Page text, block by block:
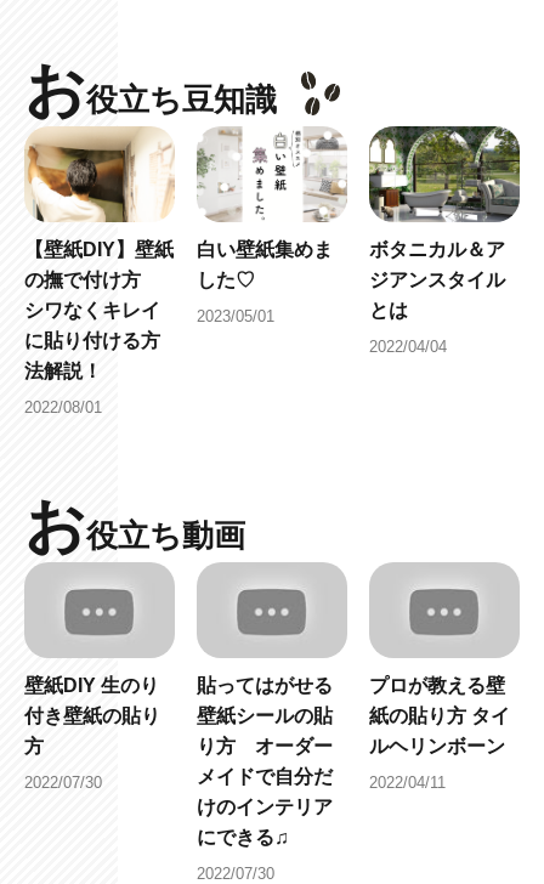
お役立ち豆知識
【壁紙DIY】壁紙
の撫で付け方
シワなくキレイ
に貼り付ける方
法解説！
2022/08/01
白い壁紙集めま
した♡
2023/05/01
ボタニカル＆ア
ジアンスタイル
とは
2022/04/04
お役立ち動画
壁紙DIY 生のり
付き壁紙の貼り
方
2022/07/30
貼ってはがせる
壁紙シールの貼
り方 オーダー
メイドで自分だ
けのインテリア
にできる♫
2022/07/30
プロが教える壁
紙の貼り方 タイ
ルヘリンボーン
2022/04/11